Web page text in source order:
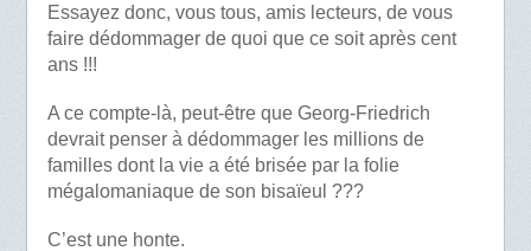
Essayez donc, vous tous, amis lecteurs, de vous
faire dédommager de quoi que ce soit après cent
ans !!!
A ce compte-là, peut-être que Georg-Friedrich
devrait penser à dédommager les millions de
familles dont la vie a été brisée par la folie
mégalomaniaque de son bisaïeul ???
C’est une honte.